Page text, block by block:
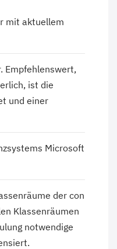
mit aktuellem
Empfehlenswert,
ist die
und einer
Microsoft
der con
Klassenräumen
notwendige